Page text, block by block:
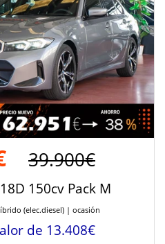
39.900€
150cv Pack M
(elec.diesel) | ocasión
de 13.408€